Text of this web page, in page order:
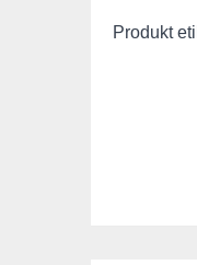
Produkt